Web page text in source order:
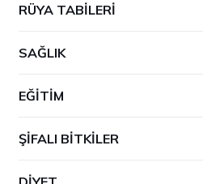
RÜYA TABILERI
SAĞLIK
EĞITIM
ŞIFALI BITKILER